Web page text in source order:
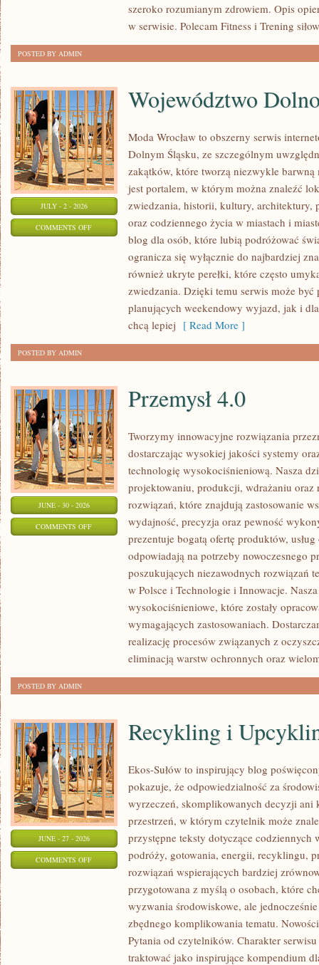
szeroko rozumianym zdrowiem. Opis
w serwisie. Polecam Fitness i Trening
POSTED BY ADMIN
JULY - 2 - 2026
COMMENTS OFFON
WOJEWÓDZTWO
DOLNOŚLĄSKIE
Województwo
Moda Wrocław to obszerny serwis
Dolnym Śląsku, ze szczególnym
zakątków, które tworzą niezwykle barwną
jest portalem, w którym można znaleźć
zwiedzania, historii, kultury, architektury,
oraz codziennego życia w miastach i
blog dla osób, które lubią podróżować
ogranicza się wyłącznie do najbardziej
również ukryte perełki, które często
zwiedzania. Dzięki temu serwis może
planujących weekendowy wyjazd, jak i
chcą lepiej [ Read More ]
POSTED BY ADMIN
JUNE - 30 - 2026
COMMENTS OFFON
PRZEMYSŁ
Przemysł 4.0
Tworzymy innowacyjne rozwiązania
dostarczając wysokiej jakości systemy
technologię wysokociśnieniową. Nasza
projektowaniu, produkcji, wdrażaniu oraz
rozwiązań, które znajdują zastosowanie
wydajność, precyzja oraz pewność
prezentuje bogatą ofertę produktów,
odpowiadają na potrzeby nowoczesnego
poszukujących niezawodnych rozwiązań
w Polsce i Technologie i Innowacje.
wysokociśnieniowe, które zostały
wymagających zastosowaniach.
realizację procesów związanych z
eliminacją warstw ochronnych oraz
POSTED BY ADMIN
JUNE - 27 - 2026
COMMENTS OFFON
RECYKLING
UPCYKLING
Recykling i
Ekos-Sułów to inspirujący blog
pokazuje, że odpowiedzialność za
wyrzeczeń, skomplikowanych decyzji ani
przestrzeń, w którym czytelnik może
przystępne teksty dotyczące
podróży, gotowania, energii, recyklingu,
rozwiązań wspierających bardziej
przygotowana z myślą o osobach, które
wyzwania środowiskowe, ale
zbędnego komplikowania tematu.
Pytania od czytelników. Charakter
traktować jako inspirujące kompendium